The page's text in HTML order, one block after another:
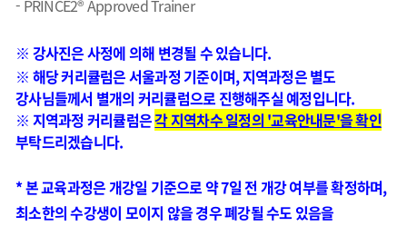
- PRINCE2® Approved Trainer
※ 강사진은 사정에 의해 변경될 수 있습니다.
※ 해당 커리큘럼은 서울과정 기준이며, 지역과정은 별도
강사님들께서 별개의 커리큘럼으로 진행해주실 예정입니다.
※ 지역과정 커리큘럼은각 지역차수 일정의 '교육안내문'을 확인
부탁드리겠습니다.
* 본 교육과정은 개강일 기준으로 약 7일 전 개강 여부를 확정하며,
최소한의 수강생이 모이지 않을 경우 폐강될 수도 있음을